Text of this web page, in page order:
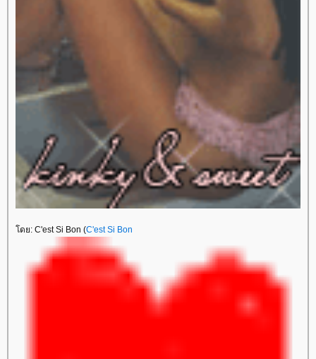
ดย: C'est Si Bon (C'est Si Bon